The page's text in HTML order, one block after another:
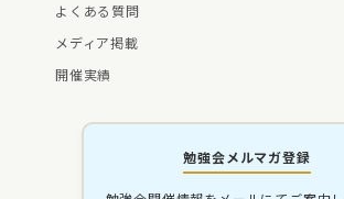
よくある質問
メディア掲載
開催実績
勉強会メルマガ登録